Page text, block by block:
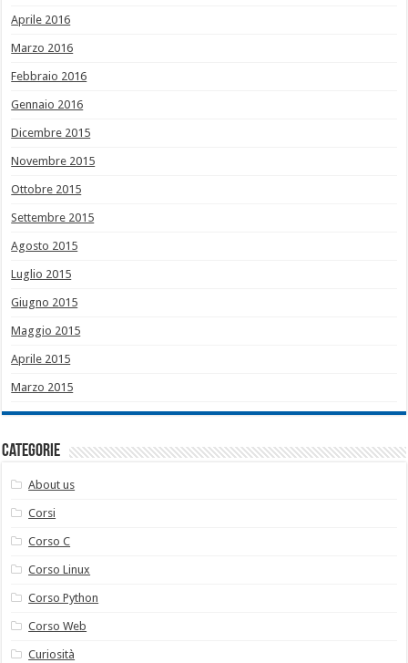
Aprile 2016
Marzo 2016
Febbraio 2016
Gennaio 2016
Dicembre 2015
Novembre 2015
Ottobre 2015
Settembre 2015
Agosto 2015
Luglio 2015
Giugno 2015
Maggio 2015
Aprile 2015
Marzo 2015
Categorie
About us
Corsi
Corso C
Corso Linux
Corso Python
Corso Web
Curiosità